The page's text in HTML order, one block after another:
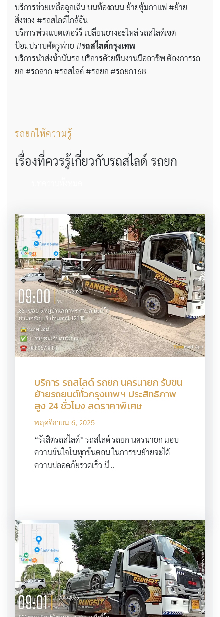
บริการช่วยเหลือฉุกเฉิน บนท้องถนน ย้ายซุ้มกาแฟ #ย้าย
สิ่งของ #รถสไลด์ใกล้ฉัน
บริการพ่วงแบตเตอร์รี่ เปลี่ยนยางอะไหล่ รถสไลด์เขต
ป้อมปราบศัตรูพ่าย #รถสไลด์กรุงเทพ
บริการนำส่งน้ำมันรถ บริการด้วยทีมงานมืออาชีพ ต้องการรถ
ยก #รถลาก #รถสไลด์ #รถยก #รถยก168
รถยกให้ความรู้
เรื่องที่ควรรู้เกี่ยวกับรถสไลด์ รถยก
บริการ รถสไลด์ รถยก นครนายก รับขน
ย้ายรถยนต์ทั่วกรุงเทพฯ ประสิทธิภาพ
สูง 24 ชั่วโมง ลดราคาพิเศษ
พฤศจิกายน 6, 2025
“รังสิตรถสไลด์” รถสไลด์ รถยก นครนายก มอบ
ความมั่นใจในทุกขั้นตอน ในการขนย้ายจะได้
ความปลอดภัยรวดเร็ว มี…